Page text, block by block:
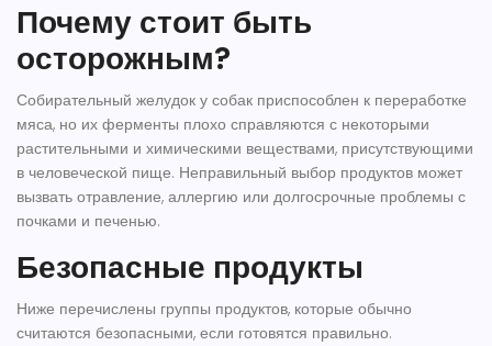
Почему стоит быть
осторожным?
Собирательный желудок у собак приспособлен к переработке
мяса, но их ферменты плохо справляются с некоторыми
растительными и химическими веществами, присутствующими
в человеческой пище. Неправильный выбор продуктов может
вызвать отравление, аллергию или долгосрочные проблемы с
почками и печенью.
Безопасные продукты
Ниже перечислены группы продуктов, которые обычно
считаются безопасными, если готовятся правильно.